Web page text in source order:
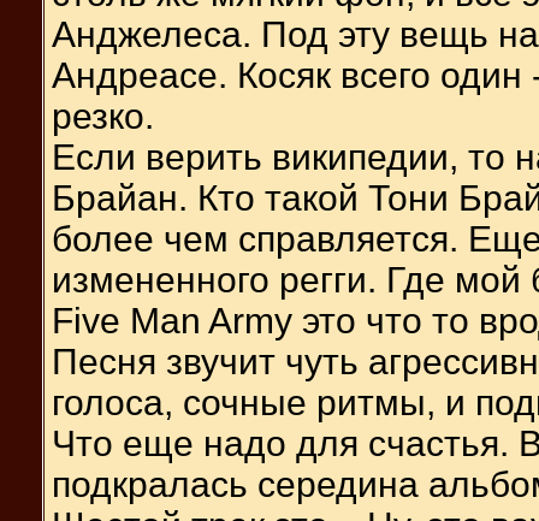
Анджелеса. Под эту вещь
Андреасе. Косяк всего один
резко.
Если верить википедии, то
Брайан. Кто такой Тони
более чем справляется.
измененного регги. Где
Five Man Army это что то
Песня звучит чуть
голоса, сочные ритмы, и
Что еще надо для счастья.
подкралась середина